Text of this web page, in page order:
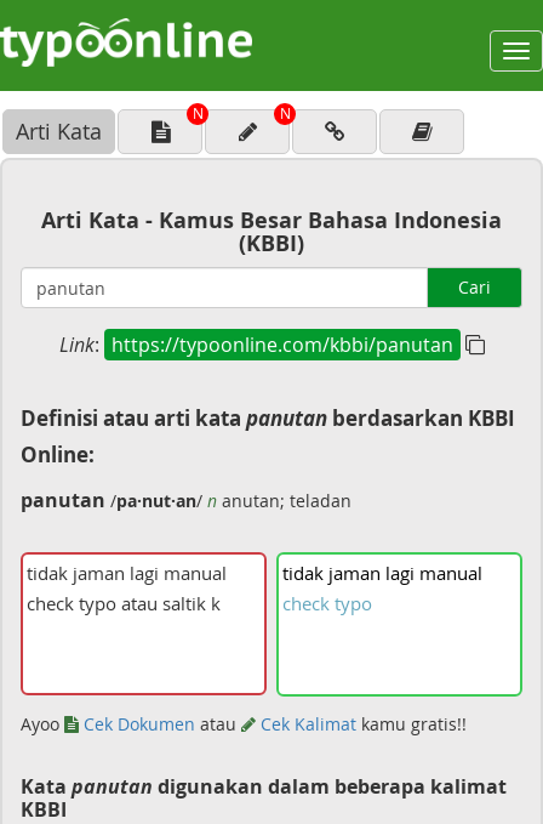
Arti Kata
N N
Arti Kata - Kamus Besar Bahasa Indonesia
(KBBI)
Cari
Link: https://typoonline.com/kbbi/panutan
Definisi atau arti kata panutan berdasarkan KBBI
Online:
panutan /pa·nut·an/ n anutan; teladan
tidak jaman lagi manual
check typo
Ayoo Cek Dokumen atau Cek Kalimat kamu gratis!!
Kata panutan digunakan dalam beberapa kalimat
KBBI